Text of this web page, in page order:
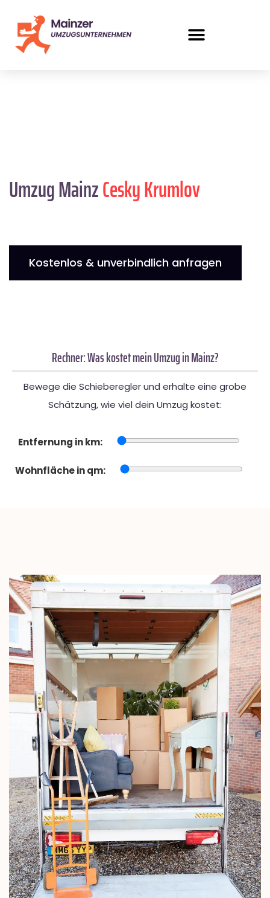
Umzug MainzCesky Krumlov
Kostenlos & unverbindlich anfragen
Rechner: Was kostet mein Umzug in Mainz?
Bewege die Schieberegler und erhalte eine grobe
Schätzung, wie viel dein Umzug kostet:
Entfernung in km:
Wohnfläche in qm: